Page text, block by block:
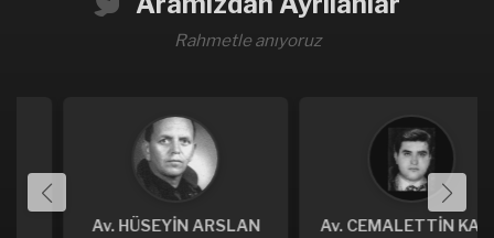
Rahmetle anıyoruz
Av. HÜSEYİN ARSLAN Av. CEMALETTİN KAFLI